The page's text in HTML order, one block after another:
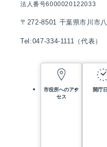
法人番号6000020122033
〒272-8501 千葉県市川市
Tel:047-334-1111（代表）
市役所へのアク
セス
開庁